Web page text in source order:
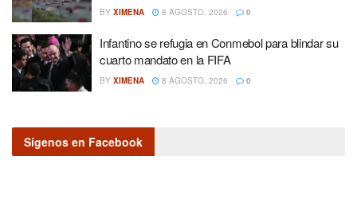
BY XIMENA 8 AGOSTO, 2026 0
Infantino se refugia en Conmebol para blindar su
cuarto mandato en la FIFA
BY XIMENA 8 AGOSTO, 2026 0
Sígenos en Facebook